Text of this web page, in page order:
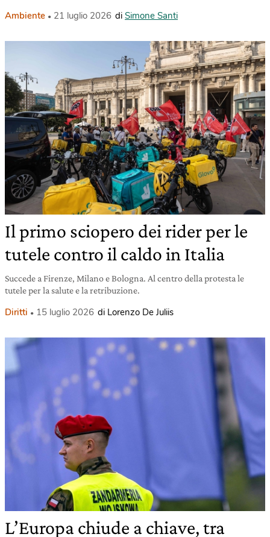
Ambiente 21 luglio 2026 di Simone Santi
Il primo sciopero dei rider per le
tutele contro il caldo in Italia
Succede a Firenze, Milano e Bologna. Al centro della protesta le
tutele per la salute e la retribuzione.
Diritti 15 luglio 2026 di Lorenzo De Juliis
L’Europa chiude a chiave, tra